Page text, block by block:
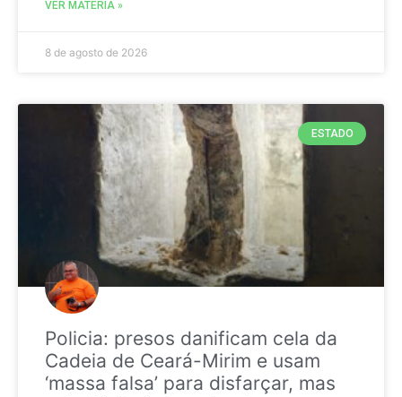
VER MATÉRIA »
8 de agosto de 2026
ESTADO
Policia: presos danificam cela da
Cadeia de Ceará-Mirim e usam
‘massa falsa’ para disfarçar, mas